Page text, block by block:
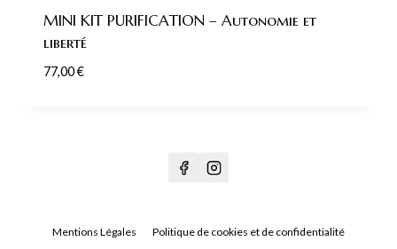
MINI KIT PURIFICATION – Autonomie et
liberté
77,00€
Mentions Légales Politique de cookies et de confidentialité